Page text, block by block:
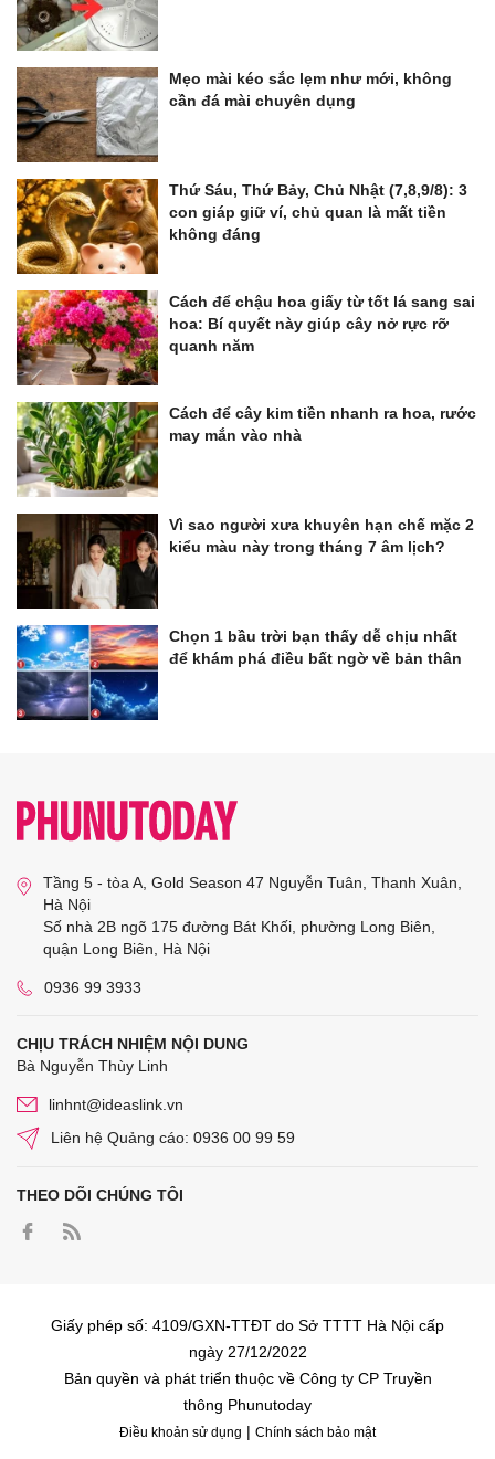
Mẹo mài kéo sắc lẹm như mới, không
cần đá mài chuyên dụng
Thứ Sáu, Thứ Bảy, Chủ Nhật (7,8,9/8): 3
con giáp giữ ví, chủ quan là mất tiền
không đáng
Cách để chậu hoa giấy từ tốt lá sang sai
hoa: Bí quyết này giúp cây nở rực rỡ
quanh năm
Cách để cây kim tiền nhanh ra hoa, rước
may mắn vào nhà
Vì sao người xưa khuyên hạn chế mặc 2
kiểu màu này trong tháng 7 âm lịch?
Chọn 1 bầu trời bạn thấy dễ chịu nhất
để khám phá điều bất ngờ về bản thân
Tầng 5 - tòa A, Gold Season 47 Nguyễn Tuân, Thanh Xuân,
Hà Nội
Số nhà 2B ngõ 175 đường Bát Khối, phường Long Biên,
quận Long Biên, Hà Nội
0936 99 3933
CHỊU TRÁCH NHIỆM NỘI DUNG
Bà Nguyễn Thùy Linh
linhnt@ideaslink.vn
Liên hệ Quảng cáo: 0936 00 99 59
THEO DÕI CHÚNG TÔI
Giấy phép số: 4109/GXN-TTĐT do Sở TTTT Hà Nội cấp
ngày 27/12/2022
Bản quyền và phát triển thuộc về Công ty CP Truyền
thông Phunutoday
Điều khoản sử dụng | Chính sách bảo mật